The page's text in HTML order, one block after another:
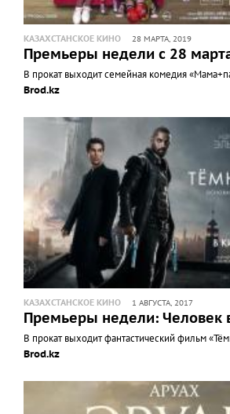
КАЗАХСТАНСКОЕ КИНО 28 МАРТА, 2019
Премьеры недели с 28
В прокат выходит семейная комедия
Brod.kz
КАЗАХСТАНСКОЕ КИНО 1 АВГУСТА, 2017
Премьеры недели: Человек
В прокат выходит фантастический фильм
Brod.kz